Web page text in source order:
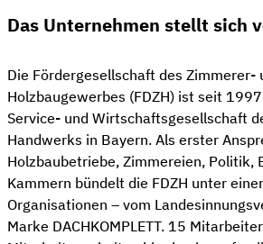
Das Unternehmen stellt sich
Die Fördergesellschaft des Zimmerer-
Holzbaugewerbes (FDZH) ist seit
Service- und Wirtschaftsgesellschaft
Handwerks in Bayern. Als erster
Holzbaubetriebe, Zimmereien, Politik,
Kammern bündelt die FDZH unter
Organisationen – vom
Marke DACHKOMPLETT. 15